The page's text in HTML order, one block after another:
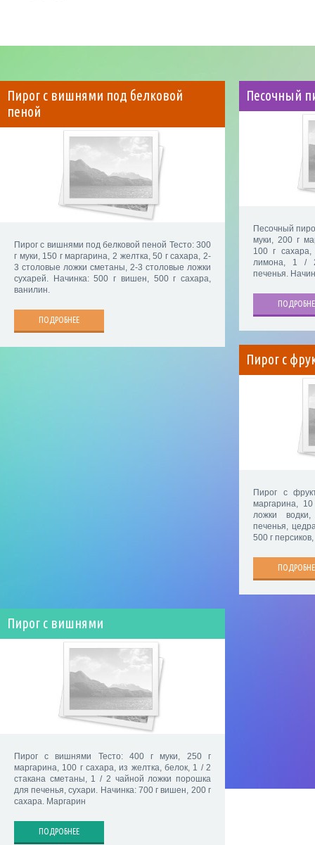
Пирог с вишнями под белковой
пеной
Пирог с вишнями под белковой пеной Тесто: 300
г муки, 150 г маргарина, 2 желтка, 50 г сахара, 2-
3 столовые ложки сметаны, 2-3 столовые ложки
сухарей. Начинка: 500 г вишен, 500 г сахара,
ванилин.
ПОДРОБНЕЕ
Песочный
Песочный
муки, 200 г
100 г
лимона, 1 /
печенья.
Пирог с
Пирог с
маргарина,
ложки
печенья,
500 г
Пирог с вишнями
Пирог с вишнями Тесто: 400 г муки, 250 г
маргарина, 100 г сахара, из желтка, белок, 1 / 2
стакана сметаны, 1 / 2 чайной ложки порошка
для печенья, сухари. Начинка: 700 г вишен, 200 г
сахара. Маргарин
ПОДРОБНЕЕ